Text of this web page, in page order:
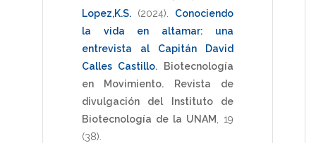
Lopez,K.S.
(2024)
Conociendo
la vida en altamar: una
entrevista al Capitán David
Calles Castillo.
Biotecnología
en Movimiento. Revista de
divulgación del Instituto de
Biotecnología de la UNAM
19
(38).